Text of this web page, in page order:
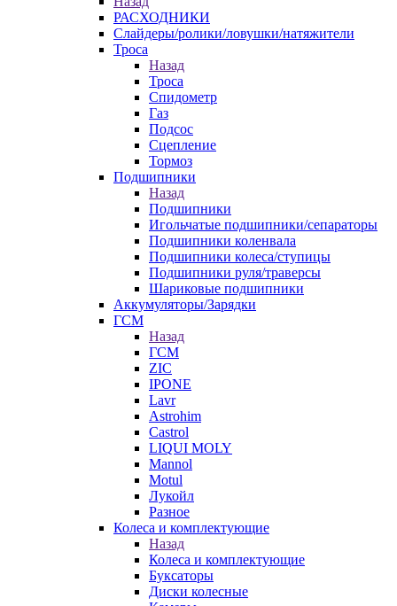
РАСХОДНИКИ
Слайдеры/ролики/ловушки/натяжители
Троса
Назад
Троса
Спидометр
Газ
Подсос
Сцепление
Тормоз
Подшипники
Назад
Подшипники
Игольчатые подшипники/сепараторы
Подшипники коленвала
Подшипники колеса/ступицы
Подшипники руля/траверсы
Шариковые подшипники
Аккумуляторы/Зарядки
ГСМ
Назад
ГСМ
ZIC
IPONE
Lavr
Astrohim
Castrol
LIQUI MOLY
Mannol
Motul
Лукойл
Разное
Колеса и комплектующие
Назад
Колеса и комплектующие
Буксаторы
Диски колесные